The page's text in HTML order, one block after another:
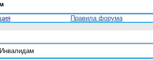
Правила форума